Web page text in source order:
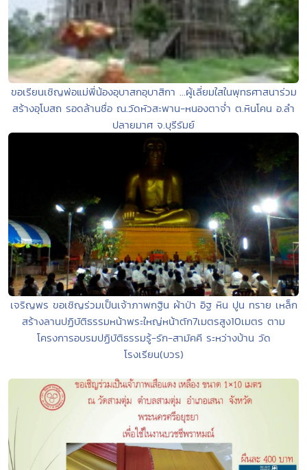
ขอเรียนเชิญพ่อแม่พี่น้องอุบาสกอุบาสิกา ...ผู้เลี่ยมใสในพุทธศาสนาร่วม
สร้างอุโบสถ รอดล้านชื่อ ณ.วัดหัวสะพาน-หนองตาจ่ำ ต.หินโคน อ.ลำ
ปลายมาศ จ.บุรีรัมย์
เจริญพร ขอเชิญร่วมเป็นเจ้าภาพกฐิน ผ้าป่า อิฐ หิน ปูน ทราย เหล็ก
สร้างลานปฏิบัติธรรมหน้าพระใหญ่หน้าตัก7เมตรสูง10เมตร ตาม
โครงการอบรมปฏิบัติธรรมรู้-รัก-สามัคคี ระหว่างบ้าน วัด
โรงเรียน(บวร)